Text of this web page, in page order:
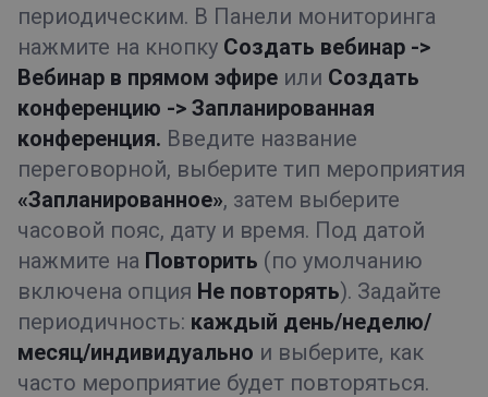
периодическим. В Панели мониторинга
нажмите на кнопку Создать вебинар ->
Вебинар в прямом эфире или Создать
конференцию -> Запланированная
конференция. Введите название
переговорной, выберите тип мероприятия
«Запланированное», затем выберите
часовой пояс, дату и время. Под датой
нажмите на Повторить (по умолчанию
включена опция Не повторять). Задайте
периодичность: каждый день/неделю/
месяц/индивидуально и выберите, как
часто мероприятие будет повторяться.